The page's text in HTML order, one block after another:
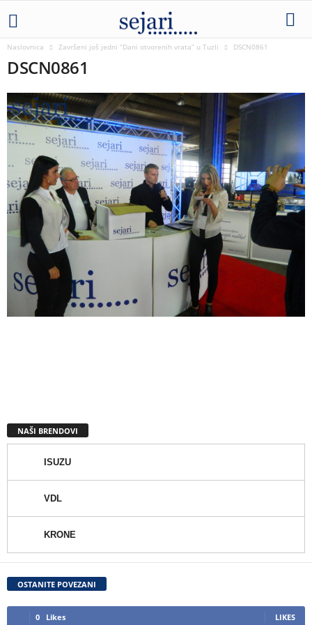
Naslovnica Završeni još jedni “Dani otvorenih vrata” u Tuzli DSCN0861
DSCN0861
NAŠI BRENDOVI
OSTANITE POVEZANI
0 Likes LIKES